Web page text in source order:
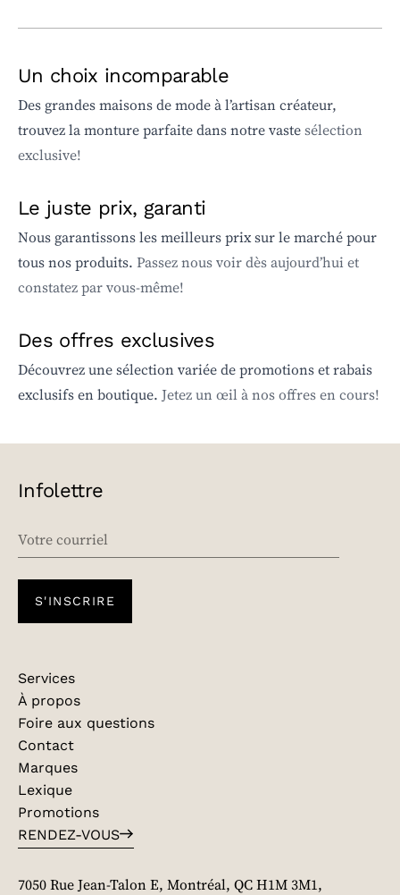
Un choix incomparable
Des grandes maisons de mode à l’artisan créateur,
trouvez la monture parfaite dans notre vastesélection
exclusive!
Le juste prix, garanti
Nous garantissons les meilleurs prix sur le marché pour
tous nos produits. Passez nous voir dès aujourd’hui et
constatez par vous-même!
Des offres exclusives
Découvrez une sélection variée de promotions et rabais
exclusifs en boutique. Jetez un œil à nos offres en cours!
Infolettre
S'INSCRIRE
Services
À propos
Foire aux questions
Contact
Marques
Lexique
Promotions
RENDEZ-VOUS
7050 Rue Jean-Talon E, Montréal, QC H1M 3M1,